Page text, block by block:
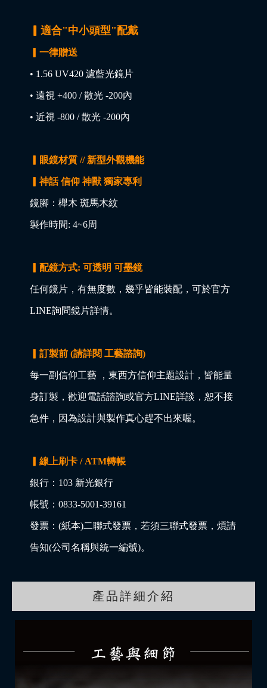
▎適合"中小頭型"配戴
▎一律贈送
• 1.56 UV420 濾藍光鏡片
• 遠視 +400 / 散光 -200內
• 近視 -800 / 散光 -200內
▎眼鏡材質 // 新型外觀機能
▎神話 信仰 神獸 獨家專利
鏡腳：櫸木 斑馬木紋
製作時間: 4~6周
▎配鏡方式: 可透明 可墨鏡
任何鏡片，有無度數，幾乎皆能裝配，可於官方
LINE詢問鏡片詳情。
▎訂製前 (請詳閱 工藝諮詢)
每一副信仰工藝 ，東西方信仰主題設計，皆能量
身訂製，歡迎電話諮詢或官方LINE詳談，恕不接
急件，因為設計與製作真心趕不出來喔。
▎線上刷卡 / ATM轉帳
銀行：103 新光銀行
帳號：0833-5001-39161
發票：(紙本)二聯式發票，若須三聯式發票，煩請
告知(公司名稱與統一編號)。
產品詳細介紹